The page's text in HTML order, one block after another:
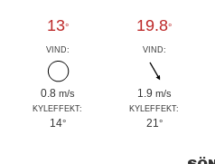
13°
VIND:
0.8 m/s
KYLEFFEKT:
14°
19.8°
VIND:
1.9 m/s
KYLEFFEKT:
21°